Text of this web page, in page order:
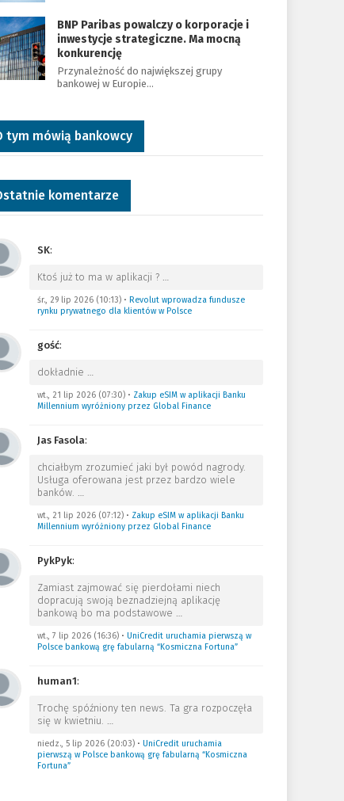
BNP Paribas powalczy o korporacje i
inwestycje strategiczne. Ma mocną
konkurencję
Przynależność do największej grupy
bankowej w Europie…
tym mówią bankowcy
komentarze
SK:
Ktoś już to ma w aplikacji ? …
śr., 29 lip 2026 (10:13)• Revolut wprowadza fundusze
rynku prywatnego dla klientów w Polsce
gość:
dokładnie …
wt., 21 lip 2026 (07:30)• Zakup eSIM w aplikacji Banku
Millennium wyróżniony przez Global Finance
Jas Fasola:
chciałbym zrozumieć jaki był powód nagrody.
Usługa oferowana jest przez bardzo wiele
banków. …
wt., 21 lip 2026 (07:12)• Zakup eSIM w aplikacji Banku
Millennium wyróżniony przez Global Finance
PykPyk:
Zamiast zajmować się pierdołami niech
dopracują swoją beznadziejną aplikację
bankową bo ma podstawowe …
wt., 7 lip 2026 (16:36)• UniCredit uruchamia pierwszą w
Polsce bankową grę fabularną “Kosmiczna Fortuna”
human1:
Trochę spóźniony ten news. Ta gra rozpoczęła
się w kwietniu. …
niedz., 5 lip 2026 (20:03)• UniCredit uruchamia
pierwszą w Polsce bankową grę fabularną “Kosmiczna
Fortuna”